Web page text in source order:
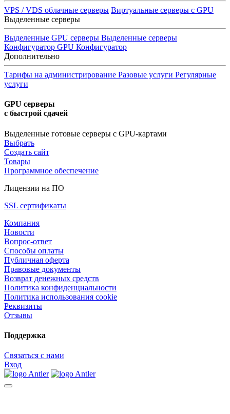
VPS / VDS облачные серверы Виртуальные серверы с GPU
Выделенные серверы
Выделенные GPU серверы Выделенные серверы
Конфигуратор GPU Конфигуратор
Дополнительно
Тарифы на администрирование Разовые услуги Регулярные
услуги
GPU серверы
с быстрой сдачей
Выделенные готовые серверы с GPU-картами
Выбрать
Создать сайт
Товары
Программное обеспечение
Лицензии на ПО
SSL сертификаты
Компания
Новости
Вопрос-ответ
Способы оплаты
Публичная оферта
Правовые документы
Возврат денежных средств
Политика конфиденциальности
Политика использования cookie
Реквизиты
Отзывы
Поддержка
Связаться с нами
Вход